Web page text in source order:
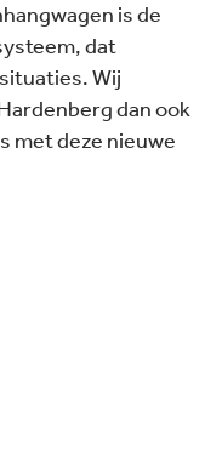
is de
dat
Wij
dan ook
met deze nieuwe